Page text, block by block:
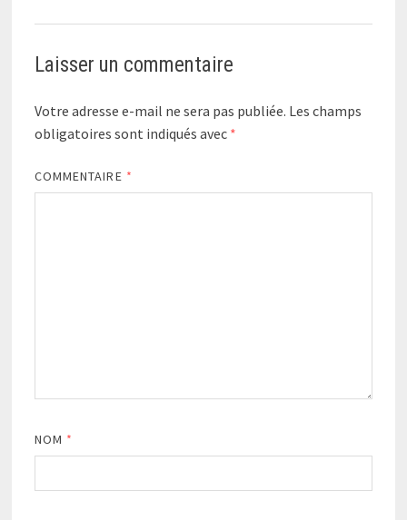
Laisser un commentaire
Votre adresse e-mail ne sera pas publiée. Les champs
obligatoires sont indiqués avec *
COMMENTAIRE *
NOM *